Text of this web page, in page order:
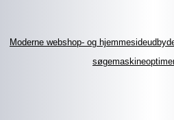
Moderne webshop- og